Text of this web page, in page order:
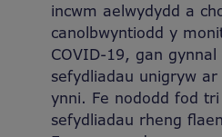
incwm aelwydydd a
canolbwyntiodd y
COVID-19, gan
sefydliadau unigryw
ynni. Fe nododd fod
sefydliadau rheng